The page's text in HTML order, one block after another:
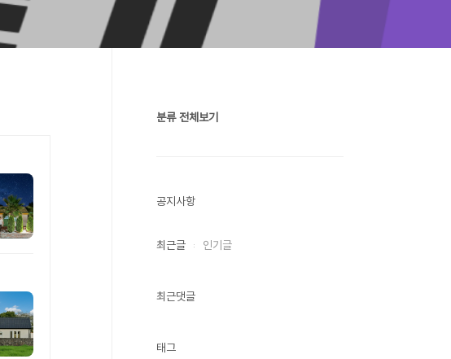
분류 전체보기
공지사항
최근글 인기글
최근댓글
태그